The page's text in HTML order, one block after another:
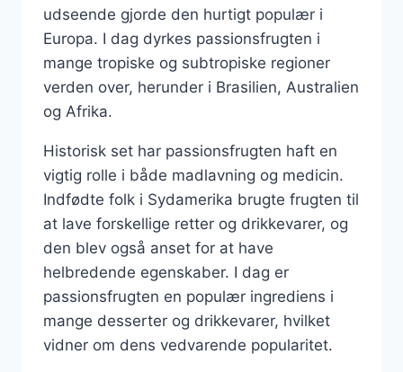
udseende gjorde den hurtigt populær i
Europa. I dag dyrkes passionsfrugten i
mange tropiske og subtropiske regioner
verden over, herunder i Brasilien, Australien
og Afrika.
Historisk set har passionsfrugten haft en
vigtig rolle i både madlavning og medicin.
Indfødte folk i Sydamerika brugte frugten til
at lave forskellige retter og drikkevarer, og
den blev også anset for at have
helbredende egenskaber. I dag er
passionsfrugten en populær ingrediens i
mange desserter og drikkevarer, hvilket
vidner om dens vedvarende popularitet.